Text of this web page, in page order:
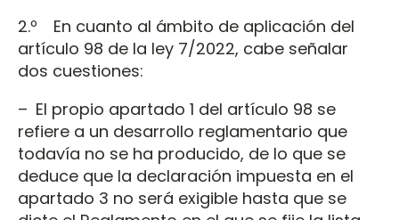
2.º En cuanto al ámbito de aplicación del
artículo 98 de la ley 7/2022, cabe señalar
dos cuestiones:
– El propio apartado 1 del artículo 98 se
refiere a un desarrollo reglamentario que
todavía no se ha producido, de lo que se
deduce que la declaración impuesta en el
apartado 3 no será exigible hasta que se